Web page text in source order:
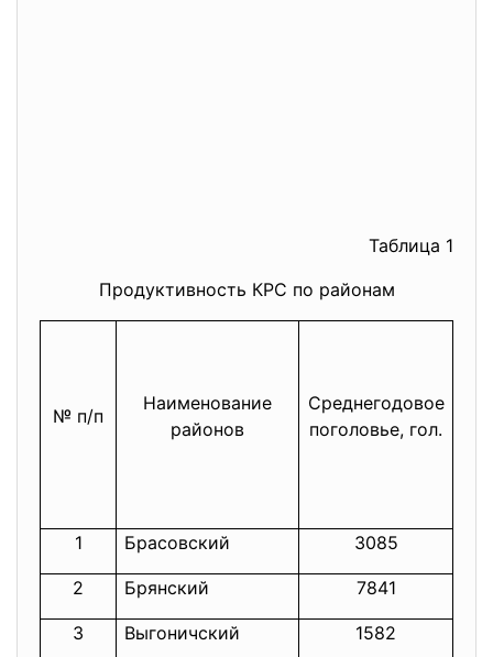
Таблица 1
Продуктивность КРС по районам
№ п/п
Наименование
районов
Среднегодовое
поголовье, гол.
1 Брасовский 3085
2 Брянский 7841
3 Выгоничский 1582